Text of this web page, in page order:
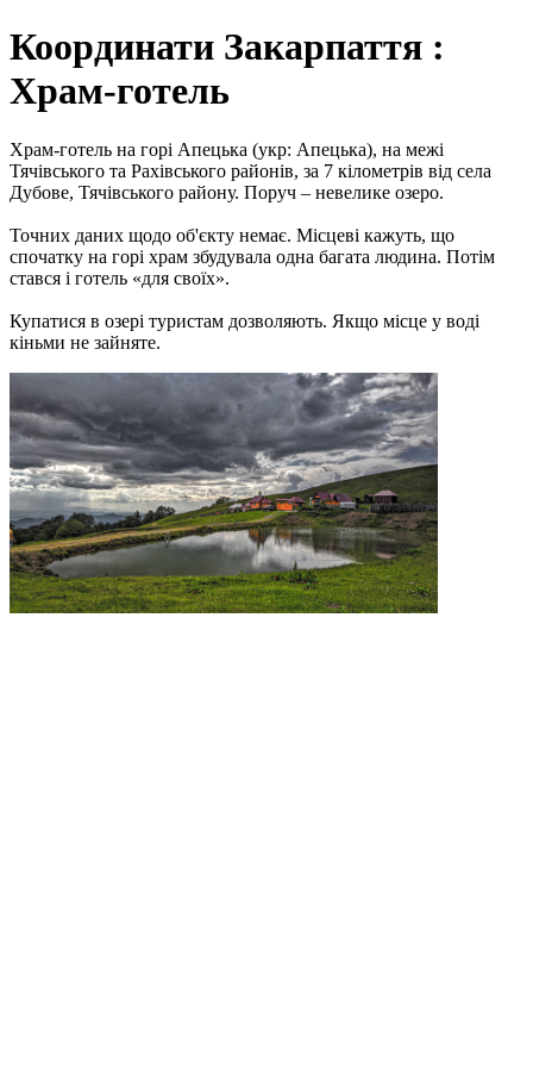
Координати Закарпаття :
Храм-готель
Храм-готель на горі Апецька (укр: Апецька), на межі
Тячівського та Рахівського районів, за 7 кілометрів від села
Дубове, Тячівського району. Поруч – невелике озеро.
Точних даних щодо об'єкту немає. Місцеві кажуть, що
спочатку на горі храм збудувала одна багата людина. Потім
стався і готель «для своїх».
Купатися в озері туристам дозволяють. Якщо місце у воді
кіньми не зайняте.